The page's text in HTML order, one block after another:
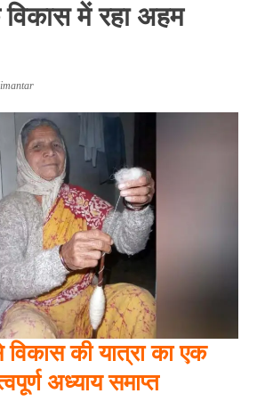
में रहा अहम
विकास की यात्रा का एक
अध्याय समाप्त